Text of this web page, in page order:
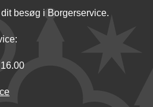
besøg i Borgerservice.